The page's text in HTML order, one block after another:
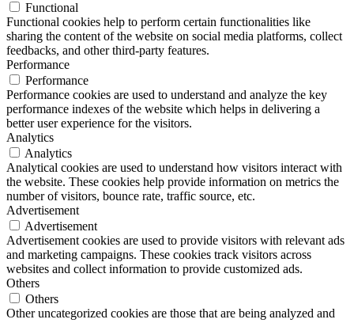
Functional
Functional cookies help to perform certain functionalities like
sharing the content of the website on social media platforms, collect
feedbacks, and other third-party features.
Performance
Performance
Performance cookies are used to understand and analyze the key
performance indexes of the website which helps in delivering a
better user experience for the visitors.
Analytics
Analytics
Analytical cookies are used to understand how visitors interact with
the website. These cookies help provide information on metrics the
number of visitors, bounce rate, traffic source, etc.
Advertisement
Advertisement
Advertisement cookies are used to provide visitors with relevant ads
and marketing campaigns. These cookies track visitors across
websites and collect information to provide customized ads.
Others
Others
Other uncategorized cookies are those that are being analyzed and